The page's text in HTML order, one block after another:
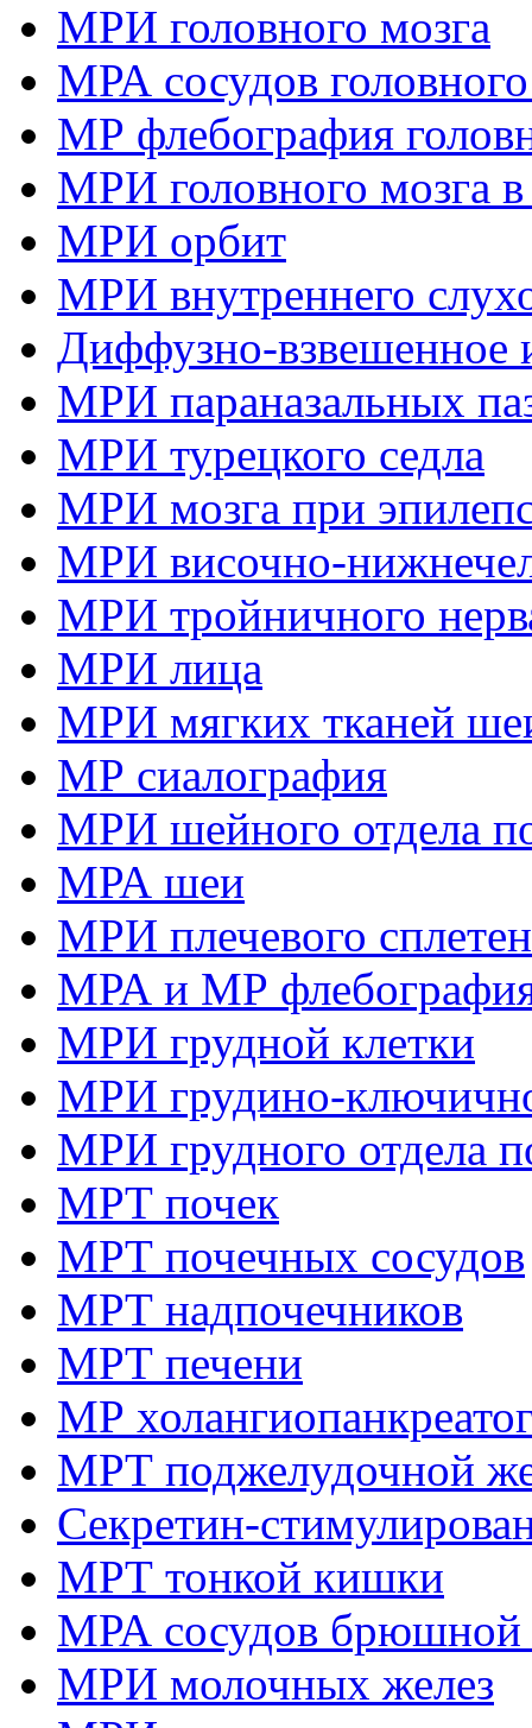
МРИ головного мозга
МРА сосудов
МР флебография
МРИ головного мозга в
МРИ орбит
МРИ внутреннего
Диффузно-взвешенное
МРИ параназальных
МРИ турецкого седла
МРИ мозга при
МРИ височно-
МРИ тройничного
МРИ лица
МРИ мягких тканей
МР сиалография
МРИ шейного отдела
МРА шеи
МРИ плечевого
МРА и МР
МРИ грудной клетки
МРИ грудино-
МРИ грудного отдела
МРТ почек
МРТ почечных сосудов
МРТ надпочечников
МРТ печени
МР
МРТ поджелудочной
Секретин-
МРТ тонкой кишки
МРА сосудов брюшной
МРИ молочных желез